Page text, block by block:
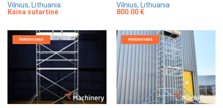
Vilnius, Lithuania
Kaina sutartinė
Vilnius, Lithuania
800.00 €
PARDAVIMAS PARDAVIMAS